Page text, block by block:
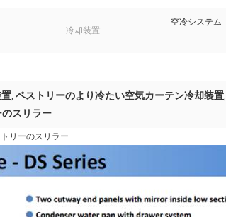
冷却装置:
空冷システム
, ペストリーのより冷たい空気カーテン冷却装置,
のスリラー
リーのスリラー